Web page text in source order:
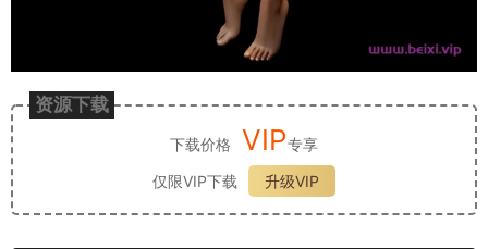
资源下载
下载价格 VIP专享
仅限VIP下载
升级VIP